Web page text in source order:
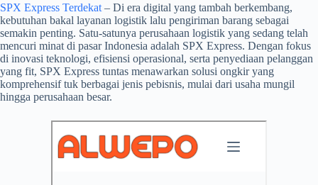
SPX Express Terdekat – Di era digital yang tambah berkembang,
kebutuhan bakal layanan logistik lalu pengiriman barang sebagai
semakin penting. Satu-satunya perusahaan logistik yang sedang telah
mencuri minat di pasar Indonesia adalah SPX Express. Dengan fokus
di inovasi teknologi, efisiensi operasional, serta penyediaan pelanggan
yang fit, SPX Express tuntas menawarkan solusi ongkir yang
komprehensif tuk berbagai jenis pebisnis, mulai dari usaha mungil
hingga perusahaan besar.